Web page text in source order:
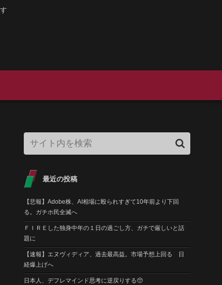
最近の投稿
【悲報】Adobe株、AI相場に殴られすぎて10年前より下回
る。ガチホ民全滅へ
ＦＩＲＥした独身中年の１日の過ごし方、ガチで厳しいと話
題に
【速報】エヌヴィディア、過去最高益。市場予想上回る 日
経爆上げへ
日本人、デフレマインド思考に逆戻りする🥺